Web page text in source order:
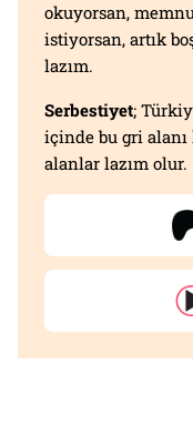
okuyorsan,
istiyorsan, artık
lazım.
Serbestiyet;
içinde bu gri alanı
alanlar lazım olur.